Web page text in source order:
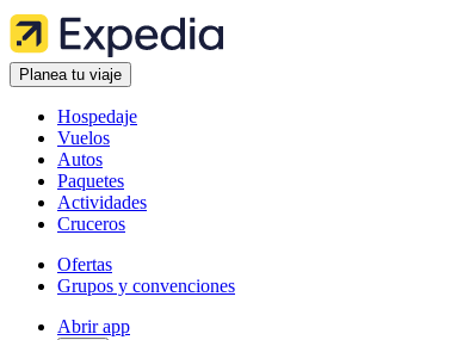
Planea tu viaje
Hospedaje
Vuelos
Autos
Paquetes
Actividades
Cruceros
Ofertas
Grupos y convenciones
Abrir app